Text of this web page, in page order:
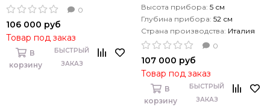
0
106 000 руб
Товар под заказ
В
корзину
БЫСТРЫЙ
ЗАКАЗ
Высота прибора: 5 см
Глубина прибора: 52 см
Страна производства: Италия
0
107 000 руб
Товар под заказ
В
корзину
БЫСТРЫЙ
ЗАКАЗ